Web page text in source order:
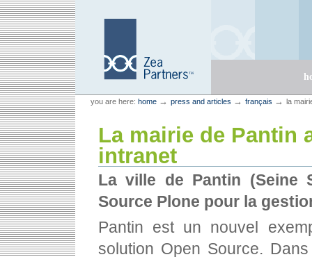
Skip
to
content.
Skip
to
navigation
Zea Partners
Personal
tools
you are here: home → press and articles → français → la
La mairie de Pantin
intranet
La ville de Pantin (Seine
Source Plone pour la
Pantin est un nouvel
solution Open Source.